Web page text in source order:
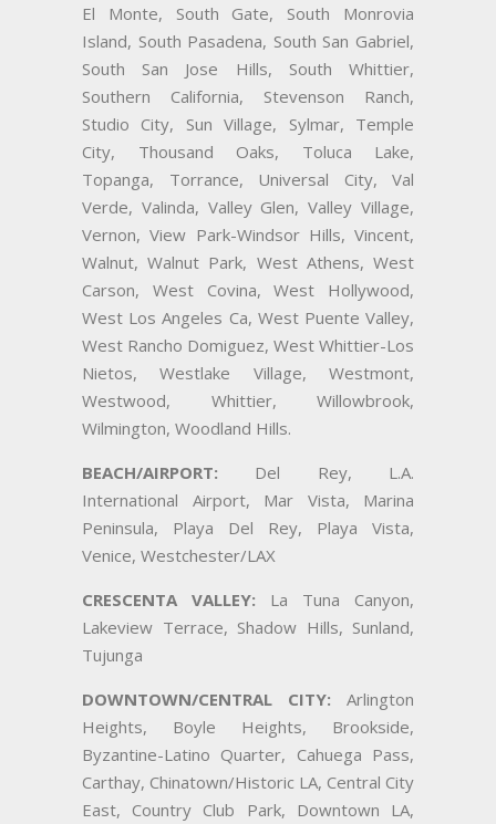
El Monte, South Gate, South Monrovia
Island, South Pasadena, South San Gabriel,
South San Jose Hills, South Whittier,
Southern California, Stevenson Ranch,
Studio City, Sun Village, Sylmar, Temple
City, Thousand Oaks, Toluca Lake,
Topanga, Torrance, Universal City, Val
Verde, Valinda, Valley Glen, Valley Village,
Vernon, View Park-Windsor Hills, Vincent,
Walnut, Walnut Park, West Athens, West
Carson, West Covina, West Hollywood,
West Los Angeles Ca, West Puente Valley,
West Rancho Domiguez, West Whittier-Los
Nietos, Westlake Village, Westmont,
Westwood, Whittier, Willowbrook,
Wilmington, Woodland Hills.
BEACH/AIRPORT: Del Rey, L.A.
International Airport, Mar Vista, Marina
Peninsula, Playa Del Rey, Playa Vista,
Venice, Westchester/LAX
CRESCENTA VALLEY: La Tuna Canyon,
Lakeview Terrace, Shadow Hills, Sunland,
Tujunga
DOWNTOWN/CENTRAL CITY: Arlington
Heights, Boyle Heights, Brookside,
Byzantine-Latino Quarter, Cahuega Pass,
Carthay, Chinatown/Historic LA, Central City
East, Country Club Park, Downtown LA,